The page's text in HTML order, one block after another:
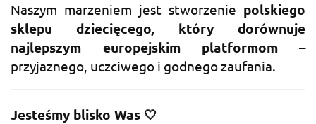
Naszym marzeniem jest stworzenie polskiego
sklepu dziecięcego, który dorównuje
najlepszym europejskim platformom –
przyjaznego, uczciwego i godnego zaufania.
Jesteśmy blisko Was 🤍